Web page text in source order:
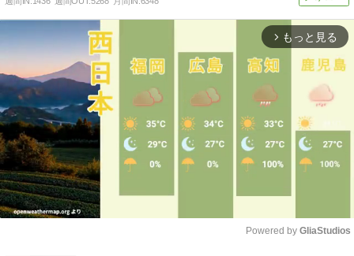
arrow_forward_ios もっと見る
Powered by GliaStudios